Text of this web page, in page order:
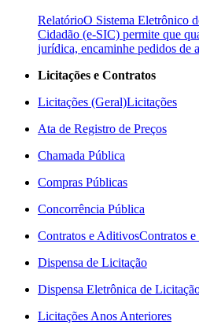
RelatórioO Sistema Eletrônico
Cidadão (e-SIC) permite que
jurídica, encaminhe pedidos de
Licitações e Contratos
Licitações (Geral)Licitações
Ata de Registro de Preços
Chamada Pública
Compras Públicas
Concorrência Pública
Contratos e AditivosContratos
Dispensa de Licitação
Dispensa Eletrônica de
Licitações Anos Anteriores